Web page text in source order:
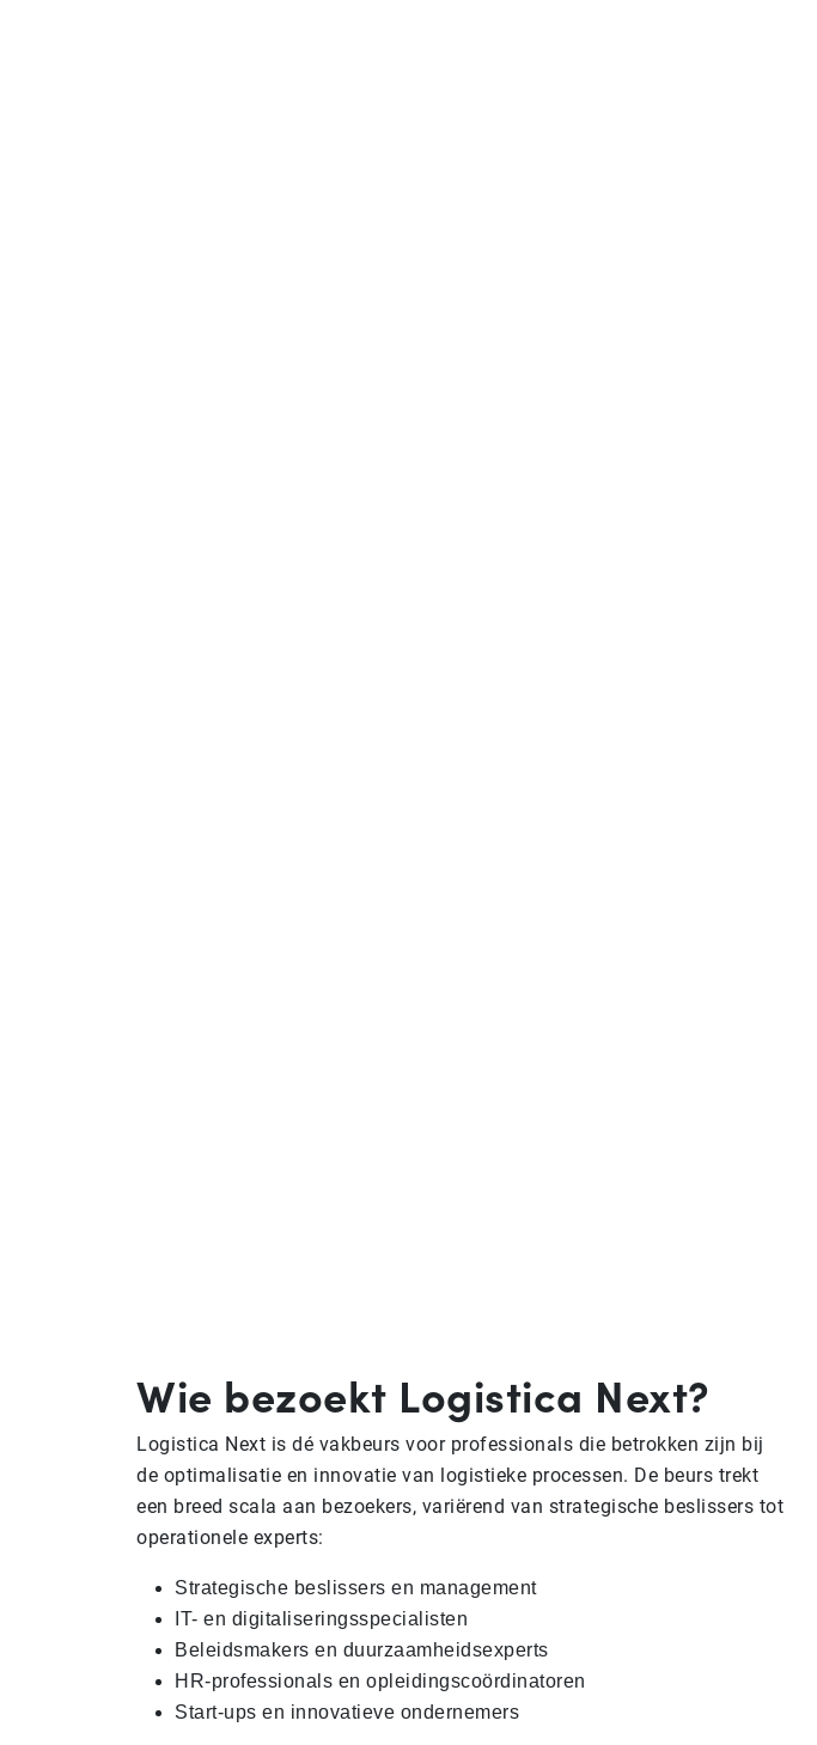
Wie bezoekt Logistica Next?
Logistica Next is dé vakbeurs voor professionals die betrokken zijn bij
de optimalisatie en innovatie van logistieke processen. De beurs trekt
een breed scala aan bezoekers, variërend van strategische beslissers tot
operationele experts:
Strategische beslissers en management
IT- en digitaliseringsspecialisten
Beleidsmakers en duurzaamheidsexperts
HR-professionals en opleidingscoördinatoren
Start-ups en innovatieve ondernemers